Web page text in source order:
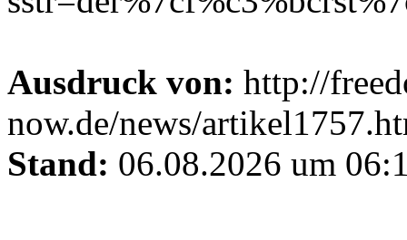
Ausdruck von: http://
now.de/news/
Stand: 06.08.2026 um